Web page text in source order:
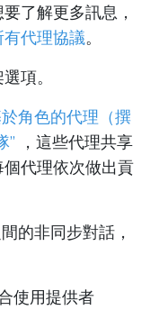
了解更多訊息，
代理協議。
項。
角色的代理（撰
” ，這些代理共享
代理依次做出貢
的非同步對話，
使用提供者